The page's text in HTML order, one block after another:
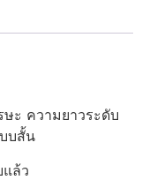
ะ ความยาวระดับ
บสั้น
แล้ว